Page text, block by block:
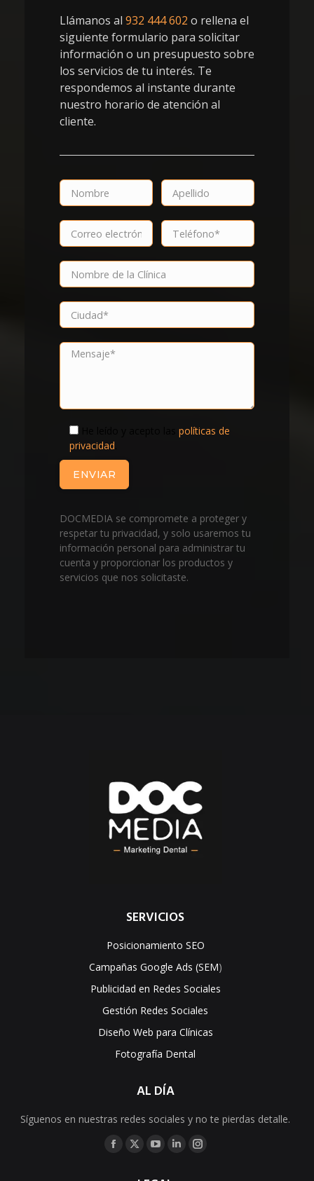
Llámanos al 932 444 602 o rellena el
siguiente formulario para solicitar
información o un presupuesto sobre
los servicios de tu interés. Te
respondemos al instante durante
nuestro horario de atención al
cliente.
políticas de
privacidad
DOCMEDIA se compromete a proteger y
respetar tu privacidad, y solo usaremos tu
información personal para administrar tu
cuenta y proporcionar los productos y
servicios que nos solicitaste.
SERVICIOS
Posicionamiento SEO
Campañas Google Ads (SEM)
Publicidad en Redes Sociales
Gestión Redes Sociales
Diseño Web para Clínicas
Fotografía Dental
AL DÍA
Síguenos en nuestras redes sociales y no te pierdas detalle.
Facebook
X
YouTubeLinkedinInstagram